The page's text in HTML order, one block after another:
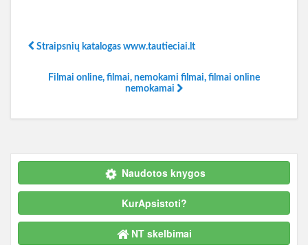
Straipsnių katalogas www.tautieciai.lt
Filmai online, filmai, nemokami filmai, filmai online
nemokamai
Naudotos knygos
KurApsistoti?
NT skelbimai